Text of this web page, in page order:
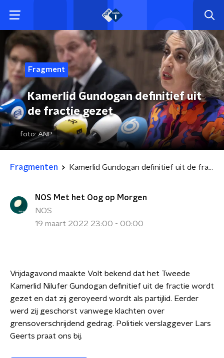
Fragment
Kamerlid Gundogan definitief uit
de fractie gezet
foto: ANP
Fragmenten Kamerlid Gundogan definitief uit de fractie gezet
NOS Met het Oog op Morgen
NOS
19 maart 2022 23:00 - 00:00
Vrijdagavond maakte Volt bekend dat het Tweede
Kamerlid Nilufer Gundogan definitief uit de fractie wordt
gezet en dat zij geroyeerd wordt als partijlid. Eerder
werd zij geschorst vanwege klachten over
grensoverschrijdend gedrag. Politiek verslaggever Lars
Geerts praat ons bij.